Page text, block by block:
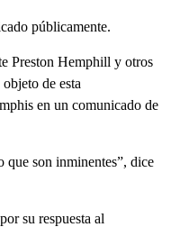
públicamente.
Preston Hemphill y otros
de esta
en un comunicado de
que son inminentes”, dice
su respuesta al